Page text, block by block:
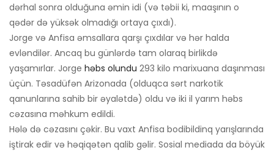
dərhal sonra olduğuna əmin idi (və təbii ki, maaşının o
qədər də yüksək olmadığı ortaya çıxdı).
Jorge və Anfisa əmsallara qarşı çıxdılar və hər halda
evləndilər. Ancaq bu günlərdə tam olaraq birlikdə
yaşamırlar. Jorge həbs olundu 293 kilo marixuana daşınması
üçün. Təsadüfən Arizonada (olduqca sərt narkotik
qanunlarına sahib bir əyalətdə) oldu və iki il yarım həbs
cəzasına məhkum edildi.
Hələ də cəzasını çəkir. Bu vaxt Anfisa bodibildinq yarışlarında
iştirak edir və həqiqətən qalib gəlir. Sosial mediada da böyük